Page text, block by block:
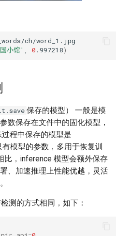
小馆' , 0 .997218)
保存的模型） 一般是模
数保存在文件中的固化模型，
程中保存的模型是
模型的参数，多用于恢复训
比，inference 模型会额外保存
、加速推理上性能优越，灵活
测的方式相同，如下：